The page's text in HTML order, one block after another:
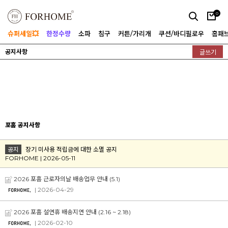
0
슈퍼세일💥 한정수량 소파 침구 커튼/가리개 쿠션/바디필로우 홈패
공지사항 글쓰기
포홈 공지사항
공지
장기 미사용 적립금에 대한 소멸 공지
FORHOME | 2026-05-11
2026 포홈 근로자의날 배송업무 안내 (5.1)
| 2026-04-29
2026 포홈 설연휴 배송지연 안내 (2.16 ~ 2.18)
| 2026-02-10